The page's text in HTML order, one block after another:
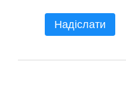
Надіслати